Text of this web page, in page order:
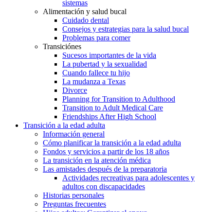
sistemas
Alimentación y salud bucal
Cuidado dental
Consejos y estrategias para la salud bucal
Problemas para comer
Transiciónes
Sucesos importantes de la vida
La pubertad y la sexualidad
Cuando fallece tu hijo
La mudanza a Texas
Divorce
Planning for Transition to Adulthood
Transition to Adult Medical Care
Friendships After High School
Transición a la edad adulta
Información general
Cómo planificar la transición a la edad adulta
Fondos y servicios a partir de los 18 años
La transición en la atención médica
Las amistades después de la preparatoria
Actividades recreativas para adolescentes y
adultos con discapacidades
Historias personales
Preguntas frecuentes